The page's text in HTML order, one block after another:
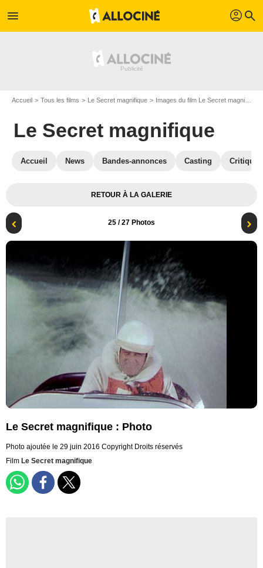
menu profil search
Accueil Tous les films Le Secret magnifique Images du film Le Secret magnifique
Le Secret magnifique
Accueil News Bandes-annonces Casting
RETOUR À LA GALERIE
25 / 27 Photos
Le Secret magnifique : Photo
Photo ajoutée le 29 juin 2016 Copyright Droits réservés
Film Le Secret magnifique